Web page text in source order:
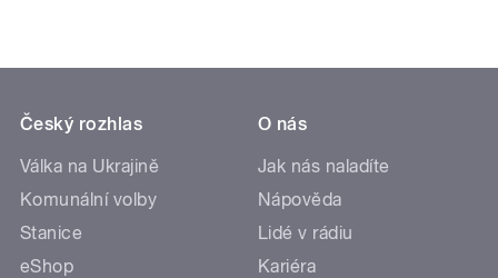
Český rozhlas
Válka na Ukrajině
Komunální volby
Stanice
eShop
O nás
Jak nás naladíte
Nápověda
Lidé v rádiu
Kariéra